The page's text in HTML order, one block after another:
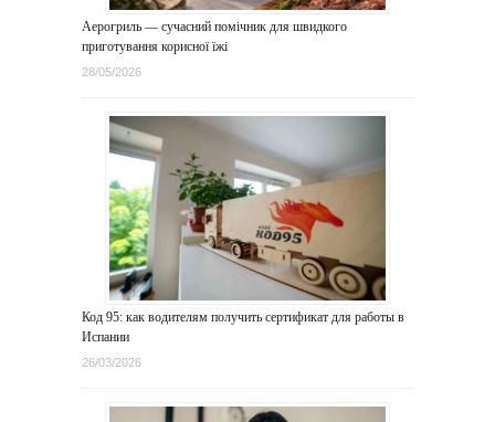
Аерогриль — сучасний помічник для швидкого
приготування корисної їжі
28/05/2026
Код 95: как водителям получить сертификат для работы в
Испании
26/03/2026